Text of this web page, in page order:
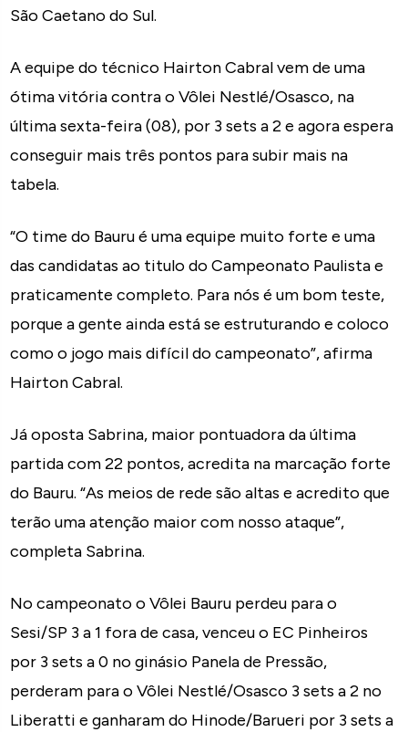
São Caetano do Sul.
A equipe do técnico Hairton Cabral vem de uma
ótima vitória contra o Vôlei Nestlé/Osasco, na
última sexta-feira (08), por 3 sets a 2 e agora espera
conseguir mais três pontos para subir mais na
tabela.
“O time do Bauru é uma equipe muito forte e uma
das candidatas ao titulo do Campeonato Paulista e
praticamente completo. Para nós é um bom teste,
porque a gente ainda está se estruturando e coloco
como o jogo mais difícil do campeonato”, afirma
Hairton Cabral.
Já oposta Sabrina, maior pontuadora da última
partida com 22 pontos, acredita na marcação forte
do Bauru. “As meios de rede são altas e acredito que
terão uma atenção maior com nosso ataque”,
completa Sabrina.
No campeonato o Vôlei Bauru perdeu para o
Sesi/SP 3 a 1 fora de casa, venceu o EC Pinheiros
por 3 sets a 0 no ginásio Panela de Pressão,
perderam para o Vôlei Nestlé/Osasco 3 sets a 2 no
Liberatti e ganharam do Hinode/Barueri por 3 sets a